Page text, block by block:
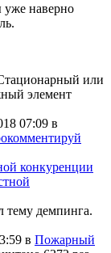
наверно
или
элемент
07:09 в
конкуренции
тему демпинга.
в Пожарный